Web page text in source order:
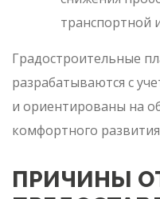
транспортной
Градостроительные
разрабатываются с
и ориентированы на
комфортного
ПРИЧИНЫ